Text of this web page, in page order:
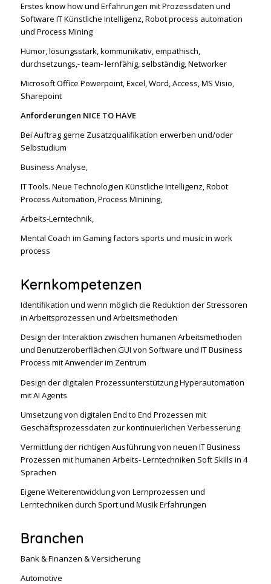
Erstes know how und Erfahrungen mit Prozessdaten und
Software IT Künstliche Intelligenz, Robot process automation
und Process Mining
Humor, lösungsstark, kommunikativ, empathisch,
durchsetzungs,- team- lernfähig, selbständig, Networker
Microsoft Office Powerpoint, Excel, Word, Access, MS Visio,
Sharepoint
Anforderungen NICE TO HAVE
Bei Auftrag gerne Zusatzqualifikation erwerben und/oder
Selbstudium
Business Analyse,
IT Tools. Neue Technologien Künstliche Intelligenz, Robot
Process Automation, Process Minining,
Arbeits-Lerntechnik,
Mental Coach im Gaming factors sports und music in work
process
Kernkompetenzen
Identifikation und wenn möglich die Reduktion der Stressoren
in Arbeitsprozessen und Arbeitsmethoden
Design der Interaktion zwischen humanen Arbeitsmethoden
und Benutzeroberflächen GUI von Software und IT Business
Process mit Anwender im Zentrum
Design der digitalen Prozessunterstützung Hyperautomation
mit AI Agents
Umsetzung von digitalen End to End Prozessen mit
Geschäftsprozessdaten zur kontinuierlichen Verbesserung
Vermittlung der richtigen Ausführung von neuen IT Business
Prozessen mit humanen Arbeits- Lerntechniken Soft Skills in 4
Sprachen
Eigene Weiterentwicklung von Lernprozessen und
Lerntechniken durch Sport und Musik Erfahrungen
Branchen
Bank & Finanzen & Versicherung
Automotive